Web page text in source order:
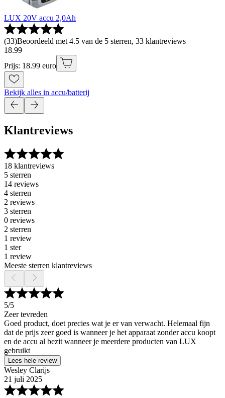
LUX 20V accu 2,0Ah
(33)Beoordeeld met 4.5 van de 5 sterren, 33 klantreviews
18.99
Prijs: 18.99 euro
Bekijk alles in accu/batterij
Klantreviews
18 klantreviews
5 sterren
14 reviews
4 sterren
2 reviews
3 sterren
0 reviews
2 sterren
1 review
1 ster
1 review
Meeste sterren klantreviews
5/5
Zeer tevreden
Goed product, doet precies wat je er van verwacht. Helemaal fijn
dat de prijs zeer goed is wanneer je het apparaat zonder accu koopt
en de accu al bezit wanneer je meerdere producten van LUX
gebruikt
Lees hele review
Wesley Clarijs
21 juli 2025